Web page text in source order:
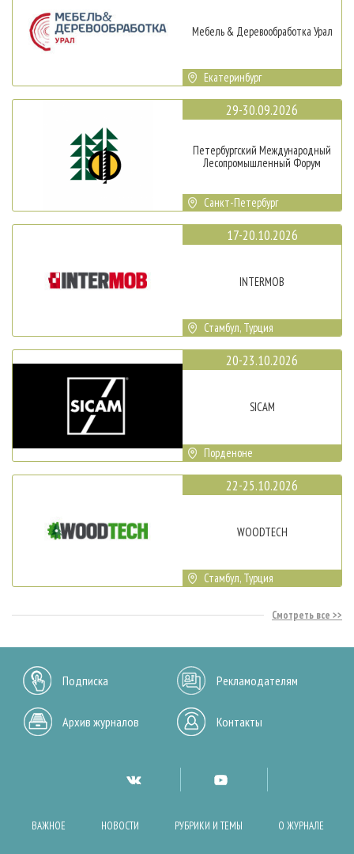
Мебель & Деревообработка Урал
Екатеринбург
29-30.09.2026
Петербургский Международный
Лесопромышленный Форум
Санкт-Петербург
17-20.10.2026
INTERMOB
Стамбул, Турция
20-23.10.2026
SICAM
Порденоне
22-25.10.2026
WOODTECH
Стамбул, Турция
Смотреть все
Подписка Рекламодателям
Архив журналов Контакты
ВАЖНОЕ НОВОСТИ РУБРИКИ И ТЕМЫ О ЖУРНАЛЕ